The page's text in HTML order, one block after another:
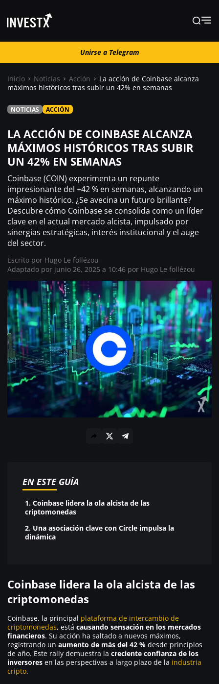
Unirse a Telegram
Guías
Trading
¿ Dónde comprar ?
Unirse a Telegram
Inicio Noticias Acción
La acción de Coinbase alcanza
máximos históricos tras subir un 42% en semanas
NOTICIAS ACCIÓN
LA ACCIÓN DE COINBASE ALCANZA
MÁXIMOS HISTÓRICOS TRAS SUBIR
UN 42% EN SEMANAS
Coinbase (COIN) experimenta un repunte
impresionante del +42 % en semanas, alcanzando un
máximo histórico. ¿Se avecina un futuro brillante?
Descubre cómo Coinbase se consolida como un líder
clave en el actual mercado alcista, impulsado por
sinergias estratégicas, interés institucional y el auge
del sector.
Escrito por Hugo Le follézou
Adaptado por junio 26, 2025 a 10:46 por Hugo Le follézou
EN ESTE GUÍA
1. Coinbase lidera la ola alcista de las
criptomonedas
2. Una asociación clave con Circle impulsa la
dinámica
Coinbase lidera la ola alcista de las
criptomonedas
Coinbase, la principal plataforma de intercambio de
criptomonedas, está causando sensación en los mercados
financieros. Su acción ha saltado a nuevos máximos,
registrando un aumento de más del 42 % desde principios
de año. Este rally demuestra la creciente confianza de los
inversores en las perspectivas a largo plazo de la industria
cripto.